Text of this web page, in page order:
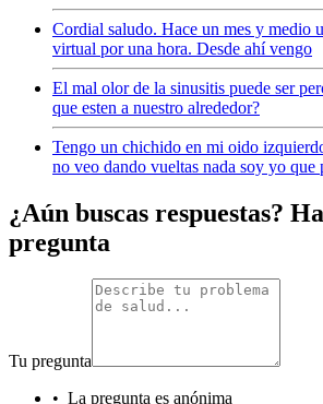
Cordial saludo. Hace un mes y medio
virtual por una hora. Desde ahí vengo
El mal olor de la sinusitis puede ser
que esten a nuestro alrededor?
Tengo un chichido en mi oido
no veo dando vueltas nada soy yo que
¿Aún buscas respuestas?
pregunta
Tu pregunta
• La pregunta es anónima